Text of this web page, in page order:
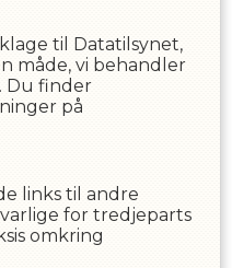
til Datatilsynet,
måde, vi behandler
Du finder
på
links til andre
for tredjeparts
omkring